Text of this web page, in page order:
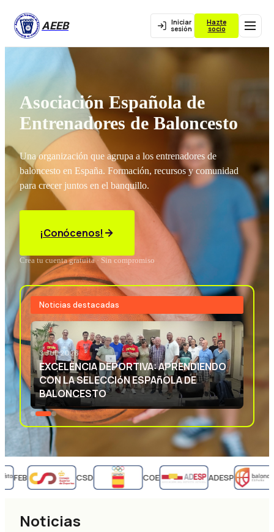
AEEB Iniciar
sesión
Hazte
socio
Asociación Española de
Entrenadores de Baloncesto
Una organización que agrupa a los entrenadores de
baloncesto en España. Formación, recursos y comunidad
para crecer juntos en el banquillo.
¡Conócenos!
Crea tu cuenta gratuita · Sin compromiso
Noticias destacadas
3 JUL 2026
EXCELENCIA DEPORTIVA: APRENDIENDO
CON LA SELECCIóN ESPAñOLA DE
BALONCESTO
FEB CSD COE ADESP
Noticias